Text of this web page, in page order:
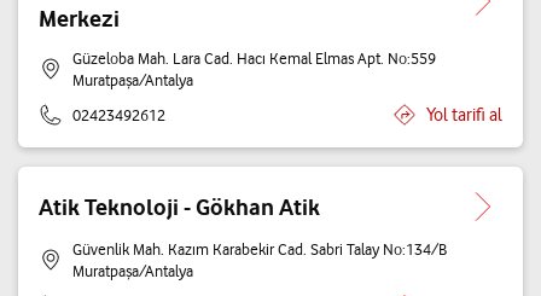
Merkezi
Güzeloba Mah. Lara Cad. Hacı Kemal Elmas Apt. No:559
Muratpaşa/Antalya
02423492612
Yol tarifi al
Atik Teknoloji - Gökhan Atik
Güvenlik Mah. Kazım Karabekir Cad. Sabri Talay No:134/B
Muratpaşa/Antalya